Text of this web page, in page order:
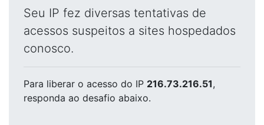
Seu IP fez diversas tentativas de
acessos suspeitos a sites hospedados
conosco.
Para liberar o acesso do IP 216.73.216.51,
responda ao desafio abaixo.